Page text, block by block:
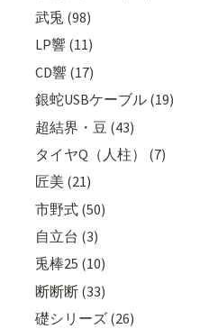
武兎 (98)
LP響 (11)
CD響 (17)
銀蛇USBケーブル (19)
超結界・豆 (43)
タイヤQ（人柱） (7)
匠美 (21)
市野式 (50)
自立台 (3)
兎棒25 (10)
断断断 (33)
礎シリーズ (26)